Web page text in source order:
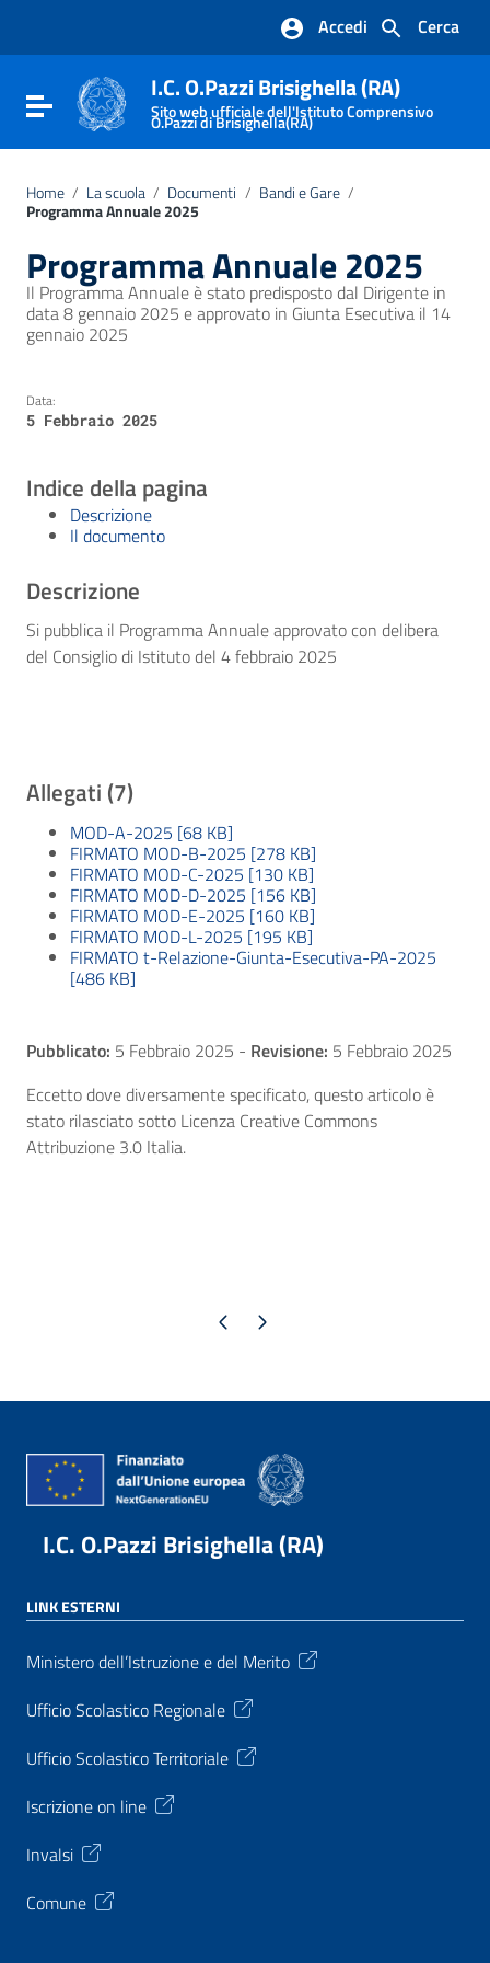
Vai al footer
Cerca
Accedi
Attiva / disattiva la navigazione
I.C. O.Pazzi Brisighella (RA)
Sito web ufficiale dell'Istituto Comprensivo
O.Pazzi di Brisighella(RA)
Home / La scuola / Documenti / Bandi e Gare /
Programma Annuale 2025
Programma Annuale 2025
Il Programma Annuale è stato predisposto dal Dirigente in
data 8 gennaio 2025 e approvato in Giunta Esecutiva il 14
gennaio 2025
Data:
5 Febbraio 2025
Indice della pagina
Descrizione
Il documento
Descrizione
Si pubblica il Programma Annuale approvato con delibera
del Consiglio di Istituto del 4 febbraio 2025
Allegati (7)
MOD-A-2025 [68 KB]
FIRMATO MOD-B-2025 [278 KB]
FIRMATO MOD-C-2025 [130 KB]
FIRMATO MOD-D-2025 [156 KB]
FIRMATO MOD-E-2025 [160 KB]
FIRMATO MOD-L-2025 [195 KB]
FIRMATO t-Relazione-Giunta-Esecutiva-PA-2025
[486 KB]
Pubblicato: 5 Febbraio 2025 - Revisione: 5 Febbraio 2025
Eccetto dove diversamente specificato, questo articolo è
stato rilasciato sotto Licenza Creative Commons
Attribuzione 3.0 Italia.
Pagina precedente
Pagina successiva
I.C. O.Pazzi Brisighella (RA)
LINK ESTERNI
Ministero dell’Istruzione e del Merito
Ufficio Scolastico Regionale
Ufficio Scolastico Territoriale
Iscrizione on line
Invalsi
Comune